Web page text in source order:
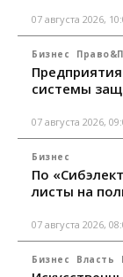
07 августа 2026,
Бизнес
системы
07 августа 2026,
Бизнес
По
листы на
07 августа 2026,
Бизнес Власть